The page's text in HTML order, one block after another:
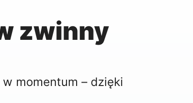
zwinny
momentum – dzięki